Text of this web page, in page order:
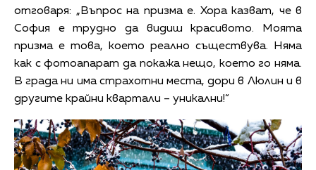
отговаря: „Въпрос на призма е. Хора казват, че в
София е трудно да видиш красивото. Моята
призма е това, което реално съществува. Няма
как с фотоапарат да покажа нещо, което го няма.
В града ни има страхотни места, дори в Люлин и в
другите крайни квартали – уникални!“